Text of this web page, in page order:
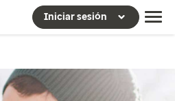
Iniciar sesión